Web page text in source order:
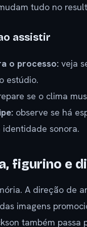
tudo no
assistir
o processo: veja
estúdio.
se o clima
observe se há
sonora.
figurino e
A direção de
imagens
também passa